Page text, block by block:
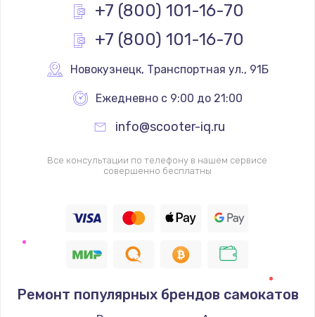
+7 (800) 101-16-70
+7 (800) 101-16-70
Новокузнецк, Транспортная ул., 91Б
Ежедневно с 9:00 до 21:00
info@scooter-iq.ru
Все консультации по телефону в нашем сервисе
совершенно бесплатны
Ремонт популярных брендов самокатов